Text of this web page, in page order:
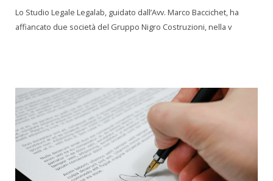
Lo Studio Legale Legalab, guidato dall’Avv. Marco Baccichet, ha
affiancato due società del Gruppo Nigro Costruzioni, nella v